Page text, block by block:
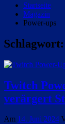
Startseite
Magazin
Power-ups
Schlagwort:
Twitch
verärgert
Am 14. Juni 2024